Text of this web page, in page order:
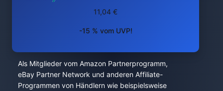
11,04 €
-15 % vom UVP!
Als Mitglieder vom Amazon Partnerprogramm,
eBay Partner Network und anderen Affiliate-
Programmen von Händlern wie beispielsweise